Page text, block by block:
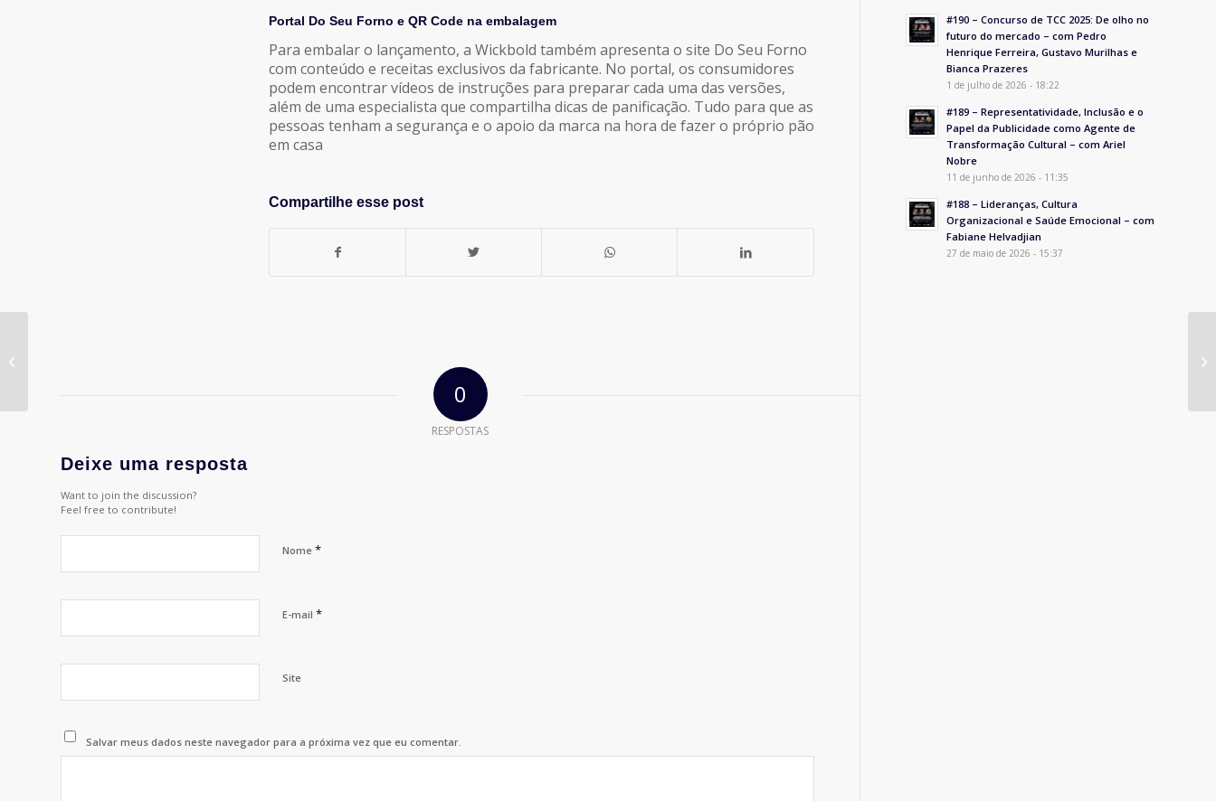
Portal Do Seu Forno e QR Code na embalagem
Para embalar o lançamento, a Wickbold também apresenta o site Do Seu Forno
com conteúdo e receitas exclusivos da fabricante. No portal, os consumidores
podem encontrar vídeos de instruções para preparar cada uma das versões,
além de uma especialista que compartilha dicas de panificação. Tudo para que as
pessoas tenham a segurança e o apoio da marca na hora de fazer o próprio pão
em casa
Compartilhe esse post
0
RESPOSTAS
Deixe uma resposta
Want to join the discussion?
Feel free to contribute!
Nome *
E-mail *
Site
Salvar meus dados neste navegador para a próxima vez que eu comentar.
#190 – Concurso de TCC 2025: De olho no
futuro do mercado – com Pedro
Henrique Ferreira, Gustavo Murilhas e
Bianca Prazeres
1 de julho de 2026 - 18:22
#189 – Representatividade, Inclusão e o
Papel da Publicidade como Agente de
Transformação Cultural – com Ariel
Nobre
11 de junho de 2026 - 11:35
#188 – Lideranças, Cultura
Organizacional e Saúde Emocional – com
Fabiane Helvadjian
27 de maio de 2026 - 15:37